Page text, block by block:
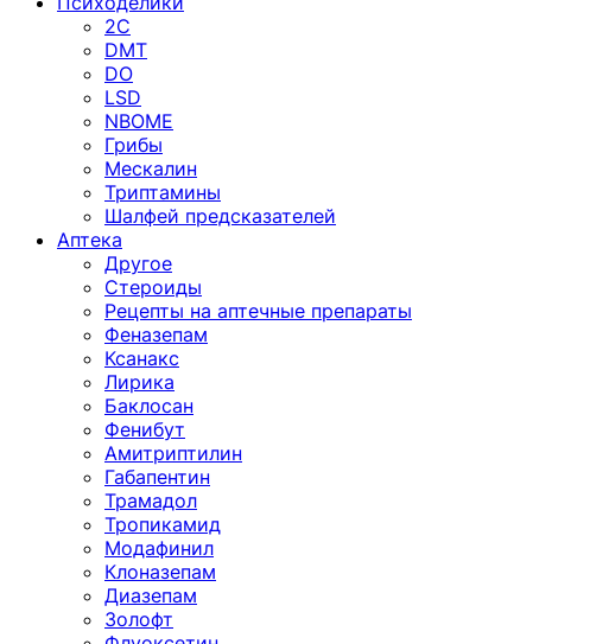
2C
DMT
DO
LSD
NBOME
Грибы
Мескалин
Триптамины
Шалфей предсказателей
Аптека
Другое
Стероиды
Рецепты на аптечные препараты
Феназепам
Ксанакс
Лирика
Баклосан
Фенибут
Амитриптилин
Габапентин
Трамадол
Тропикамид
Модафинил
Клоназепам
Диазепам
Золофт